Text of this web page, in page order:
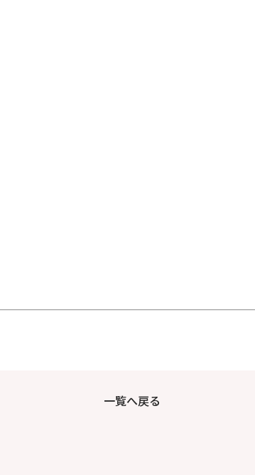
一覧へ戻る